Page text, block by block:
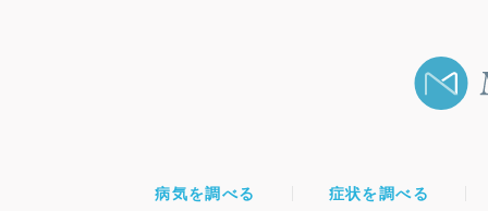
病気を調べる 症状を調べる